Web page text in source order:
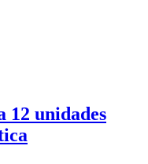
12 unidades